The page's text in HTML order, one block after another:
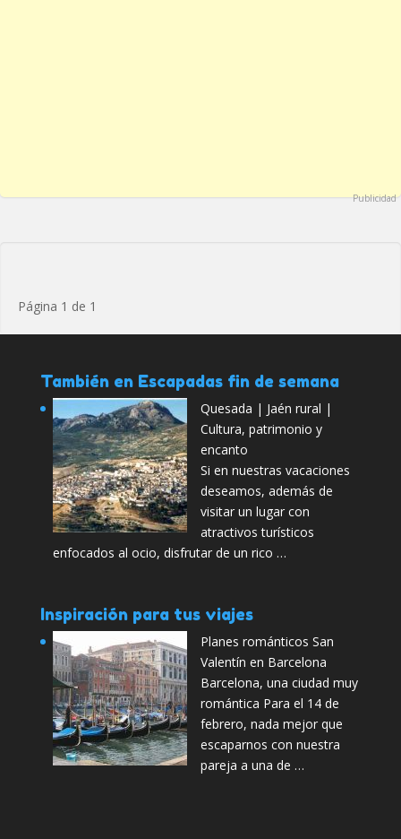
Publicidad
Página 1 de 1
También en Escapadas fin de semana
Quesada | Jaén rural |
Cultura, patrimonio y
encanto
Si en nuestras vacaciones
deseamos, además de
visitar un lugar con
atractivos turísticos
enfocados al ocio, disfrutar de un rico …
Inspiración para tus viajes
Planes románticos San
Valentín en Barcelona
Barcelona, una ciudad muy
romántica Para el 14 de
febrero, nada mejor que
escaparnos con nuestra
pareja a una de …